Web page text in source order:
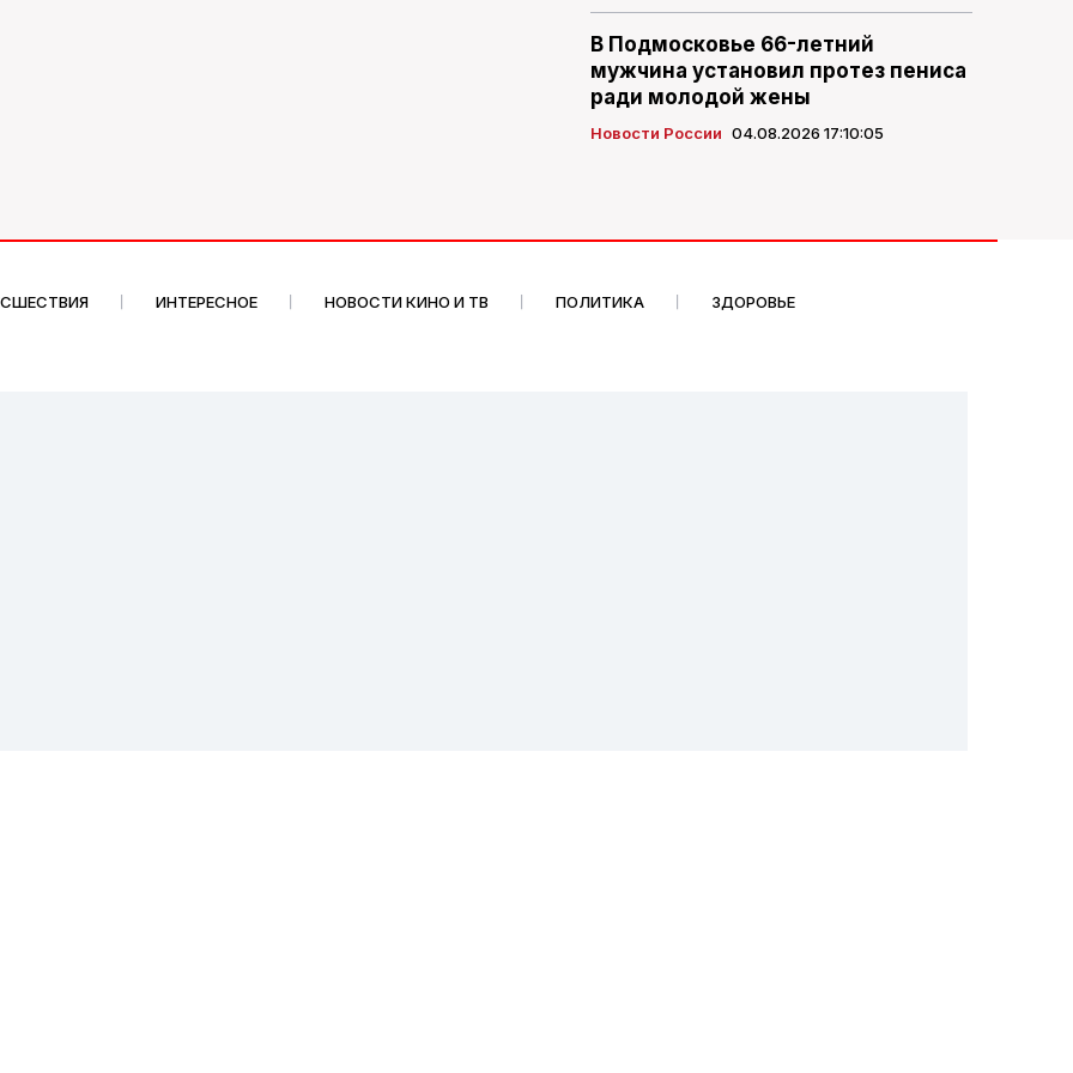
В Подмосковье 66-летний
мужчина установил протез пениса
ради молодой жены
Новости России 04.08.2026 17:10:05
ИНТЕРЕСНОЕ НОВОСТИ КИНО И ТВ ПОЛИТИКА ЗДОРОВЬЕ